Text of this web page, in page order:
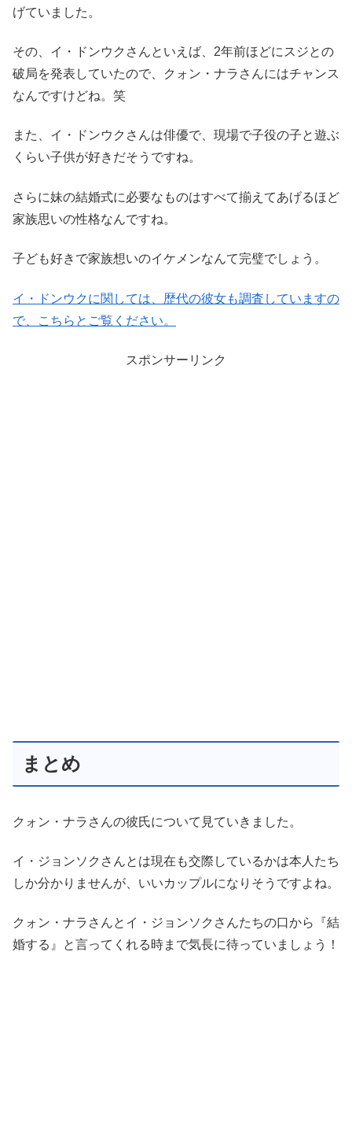
げていました。
その、イ・ドンウクさんといえば、2年前ほどにスジとの
破局を発表していたので、クォン・ナラさんにはチャンス
なんですけどね。笑
また、イ・ドンウクさんは俳優で、現場で子役の子と遊ぶ
くらい子供が好きだそうですね。
さらに妹の結婚式に必要なものはすべて揃えてあげるほど
家族思いの性格なんですね。
子ども好きで家族想いのイケメンなんて完璧でしょう。
イ・ドンウクに関しては、歴代の彼女も調査していますの
で、こちらとご覧ください。
スポンサーリンク
まとめ
クォン・ナラさんの彼氏について見ていきました。
イ・ジョンソクさんとは現在も交際しているかは本人たち
しか分かりませんが、いいカップルになりそうですよね。
クォン・ナラさんとイ・ジョンソクさんたちの口から『結
婚する』と言ってくれる時まで気長に待っていましょう！